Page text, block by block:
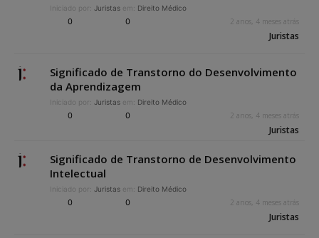
Iniciado por: Juristas em: Direito Médico
0 0 2 anos, 4 meses atrás
Juristas
Significado de Transtorno do Desenvolvimento
da Aprendizagem
Iniciado por: Juristas em: Direito Médico
0 0 2 anos, 4 meses atrás
Juristas
Significado de Transtorno de Desenvolvimento
Intelectual
Iniciado por: Juristas em: Direito Médico
0 0 2 anos, 4 meses atrás
Juristas